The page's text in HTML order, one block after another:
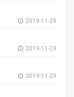
2019-11-29
2019-11-29
2019-11-29